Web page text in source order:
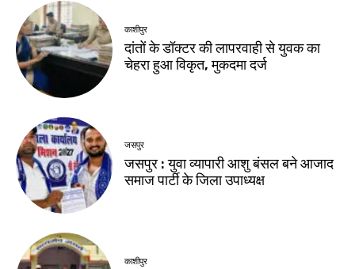
काशीपुर
दांतों के डॉक्टर की लापरवाही से युवक का
चेहरा हुआ विकृत, मुकदमा दर्ज
जसपुर
जसपुर : युवा व्यापारी आशु बंसल बने आजाद
समाज पार्टी के जिला उपाध्यक्ष
काशीपुर